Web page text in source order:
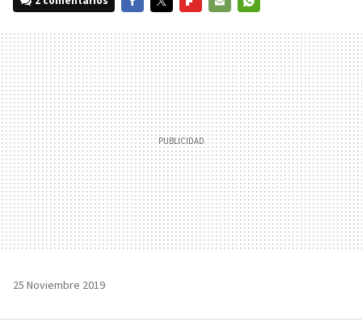
MAIL
25 Noviembre 2019